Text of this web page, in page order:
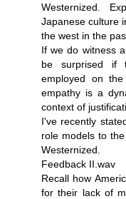
Westernized.
Japanese culture
the west in the
If we do witness
be surprised if
employed on
empathy is a
context of
I've recently
role models to
Westernized.
Feedback II.wav
Recall how
for their lack of